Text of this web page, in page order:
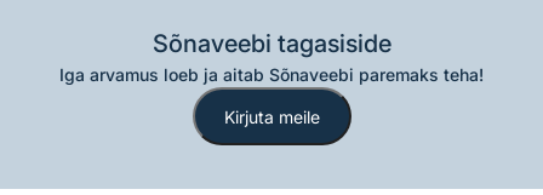
Sõnaveebi tagasiside
Iga arvamus loeb ja aitab Sõnaveebi paremaks teha!
Kirjuta meile